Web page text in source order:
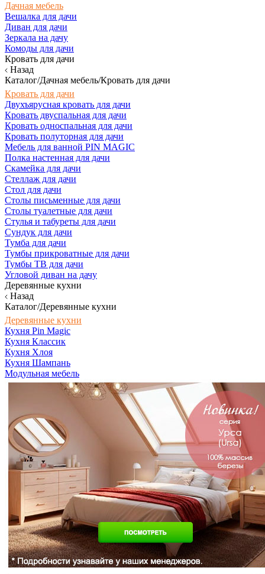
Дачная мебель
Вешалка для дачи
Диван для дачи
Зеркала на дачу
Комоды для дачи
Кровать для дачи
Назад
Каталог/Дачная мебель/Кровать для дачи
Кровать для дачи
Двухъярусная кровать для дачи
Кровать двуспальная для дачи
Кровать односпальная для дачи
Кровать полуторная для дачи
Мебель для ванной PIN MAGIC
Полка настенная для дачи
Скамейка для дачи
Стеллаж для дачи
Стол для дачи
Столы письменные для дачи
Столы туалетные для дачи
Стулья и табуреты для дачи
Сундук для дачи
Тумба для дачи
Тумбы прикроватные для дачи
Тумбы ТВ для дачи
Угловой диван на дачу
Деревянные кухни
Назад
Каталог/Деревянные кухни
Деревянные кухни
Кухня Pin Magic
Кухня Классик
Кухня Хлоя
Кухня Шампань
Модульная мебель